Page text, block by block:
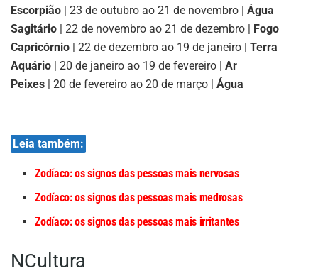
Escorpião | 23 de outubro ao 21 de novembro | Água
Sagitário | 22 de novembro ao 21 de dezembro |
Fogo
Capricórnio | 22 de dezembro ao 19 de janeiro | Terra
Aquário | 20 de janeiro ao 19 de fevereiro | Ar
Peixes | 20 de fevereiro ao 20 de março | Água
Leia também:
Zodíaco: os signos das pessoas mais nervosas
Zodíaco: os signos das pessoas mais medrosas
Zodíaco: os signos das pessoas mais irritantes
NCultura